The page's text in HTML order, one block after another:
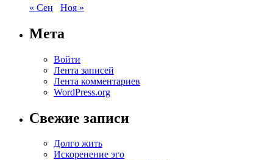
« Сен
Ноя »
Мета
Войти
Лента записей
Лента комментариев
WordPress.org
Свежие записи
Долго жить
Искоренение эго